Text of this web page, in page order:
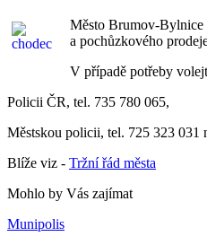
Město Brumov-Bylnice
a pochůzkového
V případě potřeby
Policii ČR, tel. 735 780 065,
Městskou policii, tel. 725 323 031
Blíže viz - Tržní řád města
Mohlo by Vás zajímat
Munipolis